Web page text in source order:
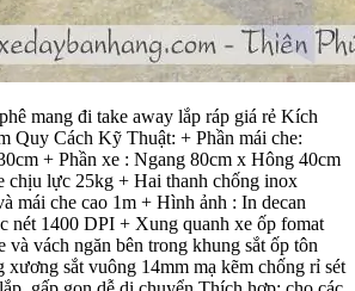
mang đi take away lắp ráp giá rẻ Kích
Quy Cách Kỹ Thuật: + Phần mái che:
+ Phần xe : Ngang 80cm x Hông 40cm
chịu lực 25kg + Hai thanh chống inox
mái che cao 1m + Hình ảnh : In decan
nét 1400 DPI + Xung quanh xe ốp fomat
và vách ngăn bên trong khung sắt ốp tôn
sắt vuông 14mm mạ kẽm chống rỉ sét